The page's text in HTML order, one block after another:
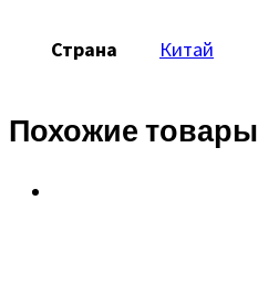
Страна Китай
Похожие товары